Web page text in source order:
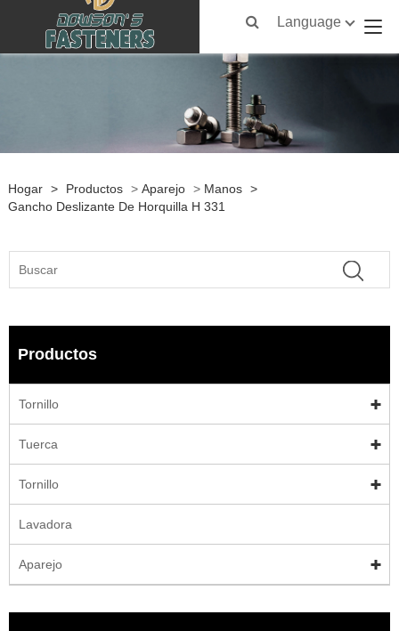
Language
Hogar > Productos > Aparejo > Manos >
Gancho Deslizante De Horquilla H 331
Productos
Tornillo
Tuerca
Tornillo
Lavadora
Aparejo